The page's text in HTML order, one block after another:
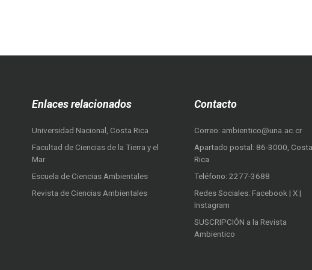
Enlaces relacionados
Universidad Nacional, Costa Rica
Facultad de Ciencias de la Tierra y el
Mar
Escuela de Ciencias Ambientales
Revista de Ciencias Ambientales
Contacto
Correo: ambientico@una.ac.cr
Apartado postal: 86-3000, Costa
Rica
Teléfono: 2277-3688
Redes Sociales: Facebook | X |
Instagram
SUSCRIPCIÓN a la Revista
Ambientico